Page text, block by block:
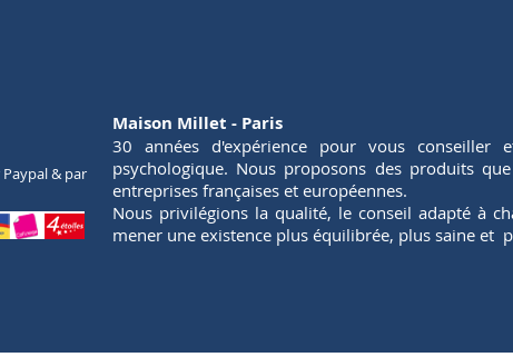
& par
Maison Millet - Paris
30 années d'expérience pour vous conseiller
psychologique. Nous proposons des produits
entreprises françaises et européennes.
Nous privilégions la qualité, le conseil adapté à
mener une existence plus équilibrée, plus saine et